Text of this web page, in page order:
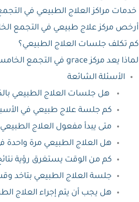
خدمات مراكز العلاج الطبيعي في
أرخص مركز علاج طبيعي في التجمع
كم تكلف جلسات العلاج الطبيعي؟
لماذا يعد مركز grace في التجمع الخامس الأفضل في العلاج الطبيعي؟
الأسئلة الشائعة
هل جلسات العلاج الطبيعي
كم جلسة علاج طبيعي في
متى يبدأ مفعول العلاج
هل العلاج الطبيعي مرة واحدة
كم من الوقت يستغرق رؤية
جلسة العلاج الطبيعي بتاخد
هل يجب أن يتم إجراء العلاج